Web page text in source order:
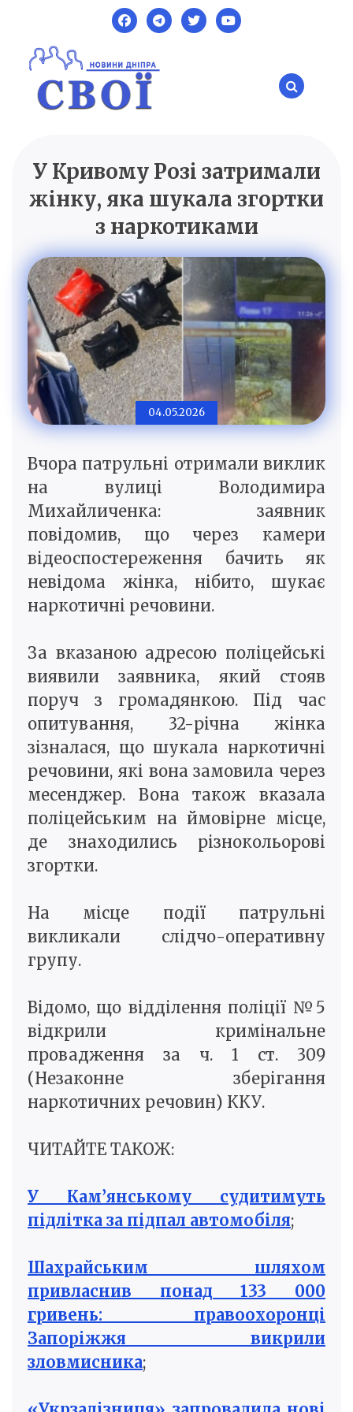
content
SVOI.DP.UA
Новини Дніпра
У Кривому Розі затримали
жінку, яка шукала згортки
з наркотиками
04.05.2026
Вчора патрульні отримали виклик
на вулиці Володимира
Михайличенка: заявник
повідомив, що через камери
відеоспостереження бачить як
невідома жінка, нібито, шукає
наркотичні речовини.
За вказаною адресою поліцейські
виявили заявника, який стояв
поруч з громадянкою. Під час
опитування, 32-річна жінка
зізналася, що шукала наркотичні
речовини, які вона замовила через
месенджер. Вона також вказала
поліцейським на ймовірне місце,
де знаходились різнокольорові
згортки.
На місце події патрульні
викликали слідчо-оперативну
групу.
Відомо, що відділення поліції №5
відкрили кримінальне
провадження за ч. 1 ст. 309
(Незаконне зберігання
наркотичних речовин) ККУ.
ЧИТАЙТЕ ТАКОЖ:
У Кам’янському судитимуть
підлітка за підпал автомобіля;
Шахрайським шляхом
привласнив понад 133 000
гривень: правоохоронці
Запоріжжя викрили
зловмисника;